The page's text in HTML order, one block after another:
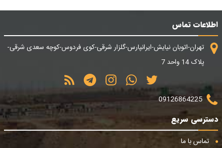
اطلاعات تماس
تهران-اتوبان نیایش-ایرانپارس-گلزار شرقی-کوی فردوس-کوچه سعدی شرقی-
پلاک 14 واحد 7
09126864225
دسترسی سریع
تماس با ما